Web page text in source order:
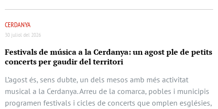
CERDANYA
30 juliol del 2026
Festivals de música a la Cerdanya: un agost ple de petits
concerts per gaudir del territori
L’agost és, sens dubte, un dels mesos amb més activitat
musical a la Cerdanya. Arreu de la comarca, pobles i municipis
programen festivals i cicles de concerts que omplen esglésies,